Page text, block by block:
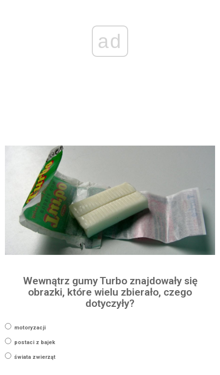
ad
Wewnątrz gumy Turbo znajdowały się
obrazki, które wielu zbierało, czego
dotyczyły?
motoryzacji
postaci z bajek
świata zwierząt